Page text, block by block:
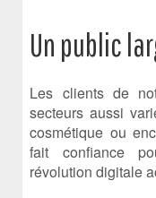
Un public
Les clients de
secteurs aussi
cosmétique ou
fait confiance
révolution digitale